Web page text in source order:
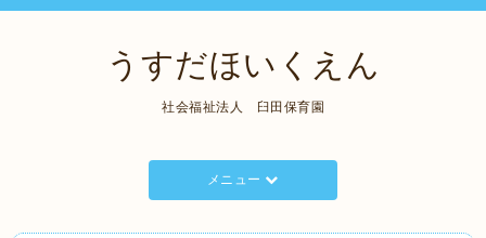
うすだほいくえん
社会福祉法人 臼田保育園
メニュー